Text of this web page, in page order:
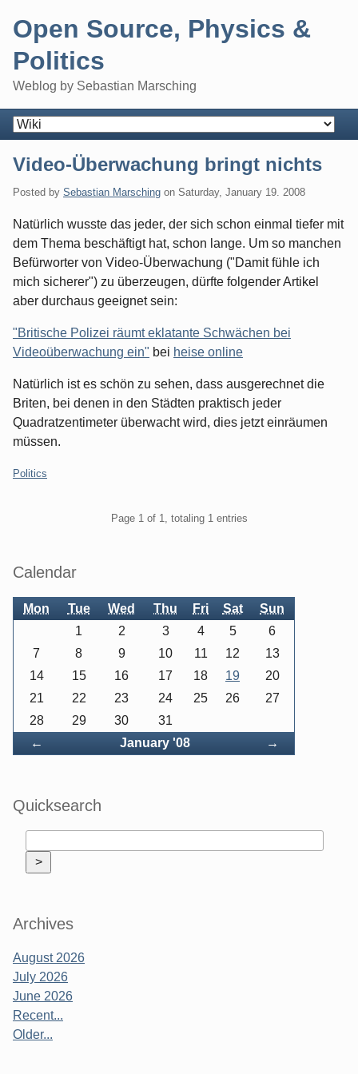
content
Open Source, Physics &
Politics
Weblog by Sebastian Marsching
Navigation
Video-Überwachung bringt nichts
Posted by Sebastian Marsching on Saturday, January 19. 2008
Natürlich wusste das jeder, der sich schon einmal tiefer mit
dem Thema beschäftigt hat, schon lange. Um so manchen
Befürworter von Video-Überwachung ("Damit fühle ich
mich sicherer") zu überzeugen, dürfte folgender Artikel
aber durchaus geeignet sein:
"Britische Polizei räumt eklatante Schwächen bei
Videoüberwachung ein" bei heise online
Natürlich ist es schön zu sehen, dass ausgerechnet die
Briten, bei denen in den Städten praktisch jeder
Quadratzentimeter überwacht wird, dies jetzt einräumen
müssen.
Categories:
Politics
Page 1 of 1, totaling 1 entries
Sidebar
Calendar
Mon Tue Wed Thu Fri Sat Sun
← January '08 Forward
→
1 2 3 4 5
6
7
8 9 10 11 12
13
14
15 16 17 18 19
20
21
22 23 24 25 26
27
28
29 30 31
Quicksearch
Archives
August 2026
July 2026
June 2026
Recent...
Older...